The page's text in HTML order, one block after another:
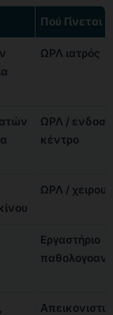
Πού Γίνεται
ΩΡΛ ιατρός
ΩΡΛ /
κέντρο
ΩΡΛ /
Εργαστήριο